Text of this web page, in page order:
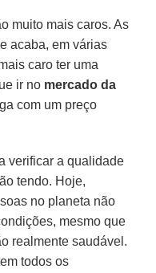
muito mais caros. As
acaba, em várias
caro ter uma
ir no mercado da
com um preço
verificar a qualidade
tendo. Hoje,
no planeta não
mesmo que
realmente saudável.
todos os